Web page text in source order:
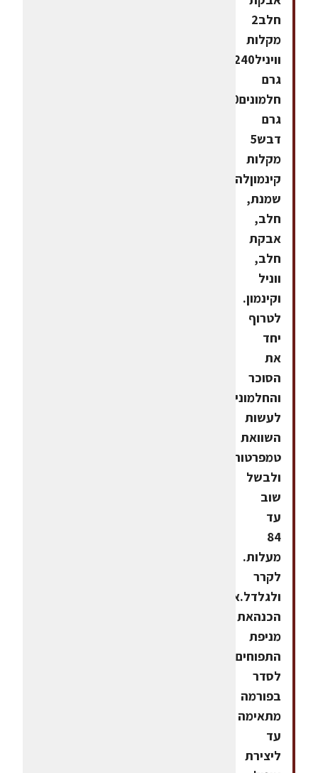
חלב2
מקלות
וויניל240
גרם
חלמונים260
גרם
דבש5
מקלות
קינמוןלהרתיח
שמנת,
חלב,
אבקת
חלב,
ווניל
וקינמון.
לטרוף
יחד
את
הסוכר
והחלמונים,
לעשות
השוואת
טמפרטורות
ולבשל
שוב
עד
84
מעלות.
לקרר
ולגלדל.אופן
הכנהאת
מניפת
התפוחים
לסדר
בפורמה
מתאימה
עד
ליצירת